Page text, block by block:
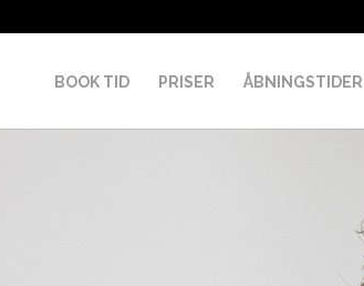
BOOK TID PRISER ÅBNINGSTIDER